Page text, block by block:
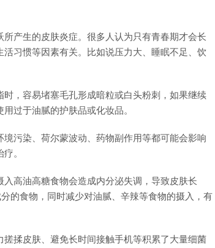
产生的皮肤炎症。很多人认为只有青春期才会长
习惯等因素有关。比如说压力大、睡眠不足、饮
，容易堵塞毛孔形成暗粒或白头粉刺，如果继续
过于油腻的护肤品或化妆品。
污染、荷尔蒙波动、药物副作用等都可能会影响
。
高油高糖食物会造成内分泌失调，导致皮肤长
的食物，同时减少对油腻、辛辣等食物的摄入，有
揉皮肤、避免长时间接触手机等积累了大量细菌